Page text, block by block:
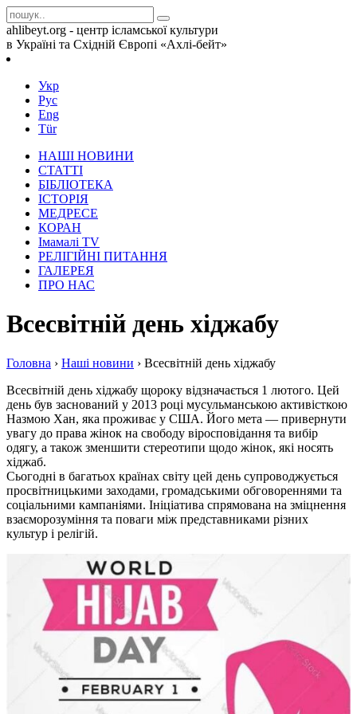
ahlibeyt.org - центр ісламської культури
в Україні та Східній Європі «Ахлі-бейт»
Укр
Рус
Eng
Tür
НАШІ НОВИНИ
СТАТТІ
БІБЛІОТЕКА
ІСТОРІЯ
МЕДРЕСЕ
КОРАН
Iмамалi TV
РЕЛІГІЙНІ ПИТАННЯ
ГАЛЕРЕЯ
ПРО НАС
Всесвітній день хіджабу
Головна › Наші новини › Всесвітній день хіджабу
Всесвітній день хіджабу щороку відзначається 1 лютого. Цей
день був заснований у 2013 році мусульманською активісткою
Назмою Хан, яка проживає у США. Його мета — привернути
увагу до права жінок на свободу віросповідання та вибір
одягу, а також зменшити стереотипи щодо жінок, які носять
хіджаб.
Сьогодні в багатьох країнах світу цей день супроводжується
просвітницькими заходами, громадськими обговореннями та
соціальними кампаніями. Ініціатива спрямована на зміцнення
взаєморозуміння та поваги між представниками різних
культур і релігій.